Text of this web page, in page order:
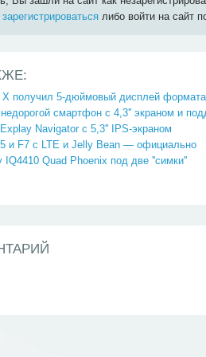
зарегистрироваться либо войти на сайт
получил 5-дюймовый дисплей
смартфон c 4,3'' экраном и
Navigator с 5,3'' IPS-экраном
и F7 с LTE и Jelly Bean — официально
Quad Phoenix под две ''симки''